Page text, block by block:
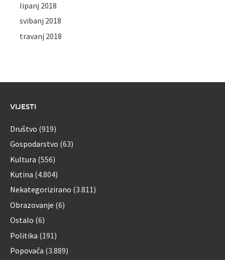
lipanj 2018
svibanj 2018
travanj 2018
VIJESTI
Društvo (919)
Gospodarstvo (63)
Kultura (556)
Kutina (4.804)
Nekategorizirano (3.811)
Obrazovanje (6)
Ostalo (6)
Politika (191)
Popovača (3.889)